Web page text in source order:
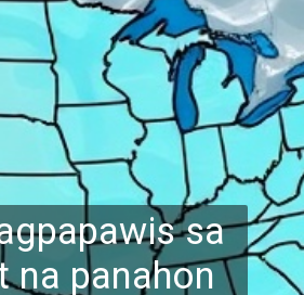
sa
na panahon